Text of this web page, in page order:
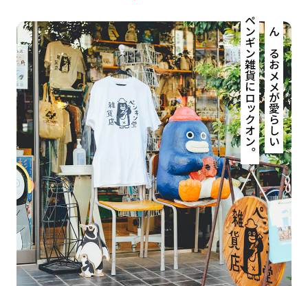
まんまるおメメが愛らしい
ペンギン雑貨にロックオン。